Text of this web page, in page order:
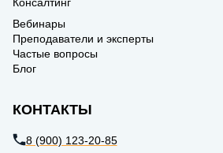
Вебинары
Преподаватели и эксперты
Частые вопросы
Блог
КОНТАКТЫ
8 (900) 123-20-85